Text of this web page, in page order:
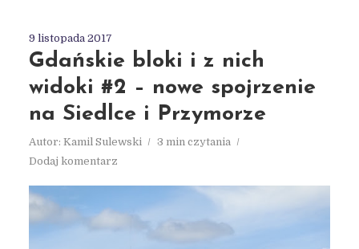
9 listopada 2017
Gdańskie bloki i z nich
widoki #2 – nowe spojrzenie
na Siedlce i Przymorze
Autor: Kamil Sulewski
3 min czytania
Dodaj komentarz